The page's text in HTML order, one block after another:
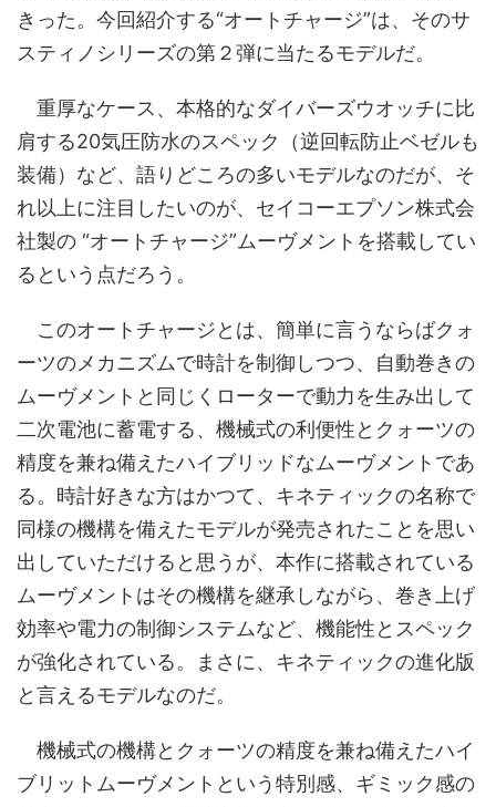
きった。今回紹介する“オートチャージ”は、そのサ
スティノシリーズの第２弾に当たるモデルだ。
重厚なケース、本格的なダイバーズウオッチに比
肩する20気圧防水のスペック（逆回転防止ベゼルも
装備）など、語りどころの多いモデルなのだが、そ
れ以上に注目したいのが、セイコーエプソン株式会
社製の “オートチャージ”ムーヴメントを搭載してい
るという点だろう。
このオートチャージとは、簡単に言うならばクォ
ーツのメカニズムで時計を制御しつつ、自動巻きの
ムーヴメントと同じくローターで動力を生み出して
二次電池に蓄電する、機械式の利便性とクォーツの
精度を兼ね備えたハイブリッドなムーヴメントであ
る。時計好きな方はかつて、キネティックの名称で
同様の機構を備えたモデルが発売されたことを思い
出していただけると思うが、本作に搭載されている
ムーヴメントはその機構を継承しながら、巻き上げ
効率や電力の制御システムなど、機能性とスペック
が強化されている。まさに、キネティックの進化版
と言えるモデルなのだ。
機械式の機構とクォーツの精度を兼ね備えたハイ
ブリットムーヴメントという特別感、ギミック感の